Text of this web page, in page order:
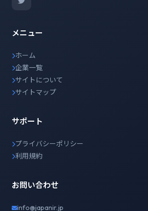
メニュー
ホーム
企業一覧
サイトについて
サイトマップ
サポート
プライバシーポリシー
利用規約
お問い合わせ
info@japanir.jp